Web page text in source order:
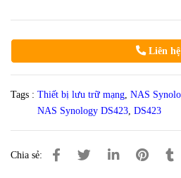
Liên hệ
Tags : Thiết bị lưu trữ mạng NAS
NAS Synology DS423 DS423
Chia sẻ: